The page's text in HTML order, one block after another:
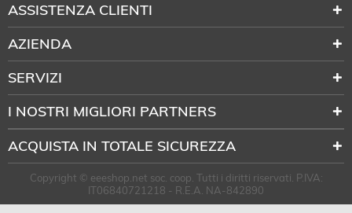
ASSISTENZA CLIENTI
AZIENDA
SERVIZI
I NOSTRI MIGLIORI PARTNERS
ACQUISTA IN TOTALE SICUREZZA
Copyright © eeeshop.net soc. coop. Tutti i diritti riservati. P.IVA:
IT06840721218 - R.E.A. NA-842890